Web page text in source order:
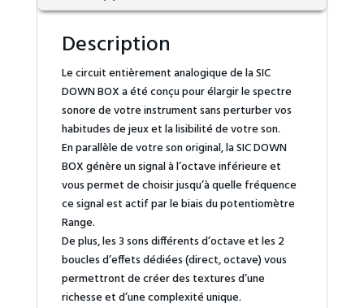
Description
Le circuit entièrement analogique de la SIC
DOWN BOX a été conçu pour élargir le spectre
sonore de votre instrument sans perturber vos
habitudes de jeux et la lisibilité de votre son.
En parallèle de votre son original, la SIC DOWN
BOX génère un signal à l’octave inférieure et
vous permet de choisir jusqu’à quelle fréquence
ce signal est actif par le biais du potentiomètre
Range.
De plus, les 3 sons différents d’octave et les 2
boucles d’effets dédiées (direct, octave) vous
permettront de créer des textures d’une
richesse et d’une complexité unique.